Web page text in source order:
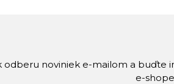
odberu noviniek e-mailom a buďte
e-